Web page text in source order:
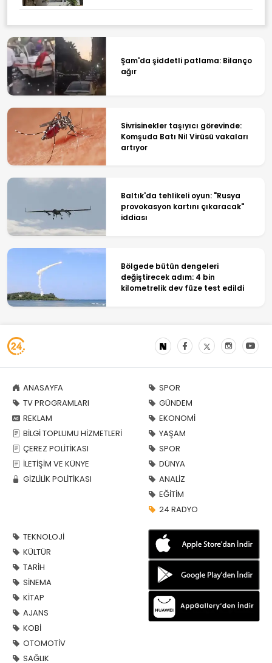
Şam'da şiddetli patlama: Bilanço
ağır
Sivrisinekler taşıyıcı görevinde:
Komşuda Batı Nil Virüsü vakaları
artıyor
Baltık'da tehlikeli oyun: "Rusya
provokasyon kartını çıkaracak"
iddiası
Bölgede bütün dengeleri
değiştirecek adım: 4 bin
kilometrelik dev füze test edildi
ANASAYFA
TV PROGRAMLARI
REKLAM
BİLGİ TOPLUMU HİZMETLERİ
ÇEREZ POLİTİKASI
İLETİŞİM VE KÜNYE
GİZLİLİK POLİTİKASI
SPOR
GÜNDEM
EKONOMİ
YAŞAM
SPOR
DÜNYA
ANALİZ
EĞİTİM
24 RADYO
TEKNOLOJİ
KÜLTÜR
TARİH
SİNEMA
KİTAP
AJANS
KOBİ
OTOMOTİV
SAĞLIK